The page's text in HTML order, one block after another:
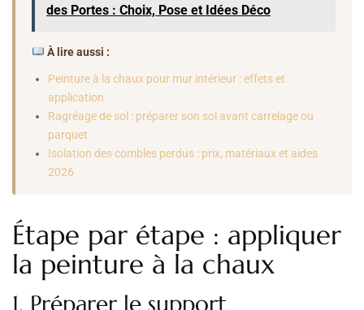
des Portes : Choix, Pose et Idées Déco
À lire aussi :
Peinture à la chaux pour mur intérieur : effets et
application
Ragréage de sol : préparer son sol avant carrelage ou
parquet
Isolation des combles perdus : prix, matériaux et aides
2026
Étape par étape : appliquer
la peinture à la chaux
1. Préparer le support